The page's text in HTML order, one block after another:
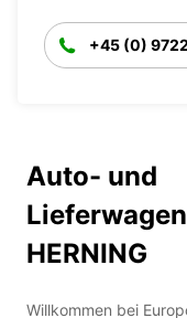
+45 (0)
Auto- und
HERNING
Willkommen bei